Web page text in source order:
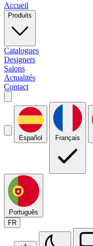
Accueil
Produits
Catalogues
Designers
Salons
Actualités
Contact
Español Français
Português
FR